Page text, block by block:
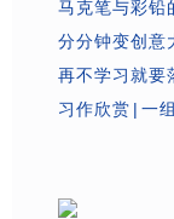
马克笔与彩
分分钟变创意
再不学习就要
习作欣赏 | 一